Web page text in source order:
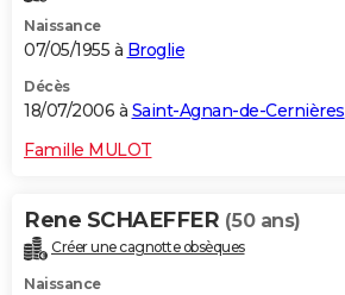
Naissance
07/05/1955 à Broglie
Décès
18/07/2006 à Saint-Agnan-de-Cernières
Famille MULOT
Rene SCHAEFFER (50 ans)
Créer une cagnotte obsèques
Naissance